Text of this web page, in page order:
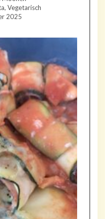
Vegetarisch
2025